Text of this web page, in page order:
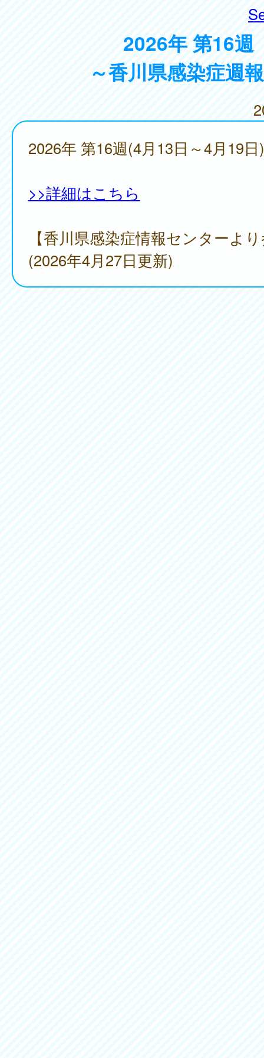
2026年 第16週
～香川県感染症週
2026年 第16週(4月13日～4月19日)
>>詳細はこちら
【香川県感染症情報センターよ
(2026年4月27日更新)